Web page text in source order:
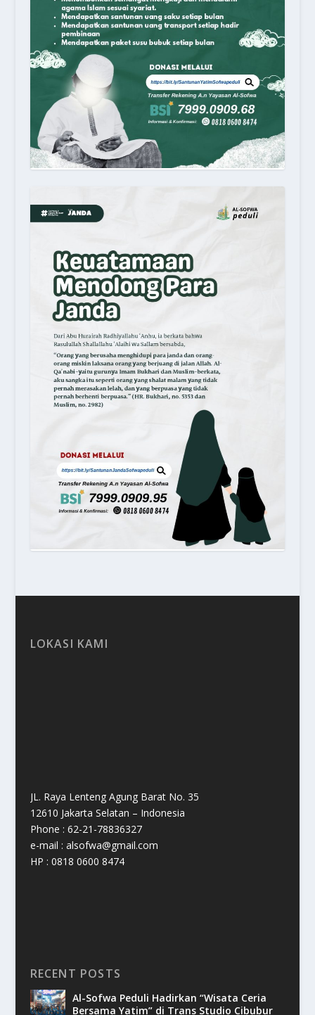
LOKASI KAMI
JL. Raya Lenteng Agung Barat No. 35
12610 Jakarta Selatan – Indonesia
Phone : 62-21-78836327
e-mail : alsofwa@gmail.com
HP : 0818 0600 8474
RECENT POSTS
Al-Sofwa Peduli Hadirkan “Wisata Ceria
Bersama Yatim” di Trans Studio Cibubur